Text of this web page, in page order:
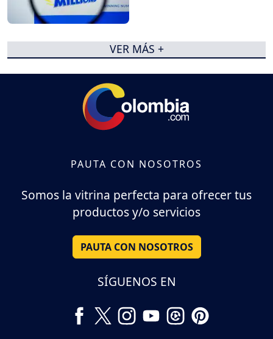
VER MÁS +
PAUTA CON NOSOTROS
Somos la vitrina perfecta para ofrecer tus
productos y/o servicios
PAUTA CON NOSOTROS
SÍGUENOS EN